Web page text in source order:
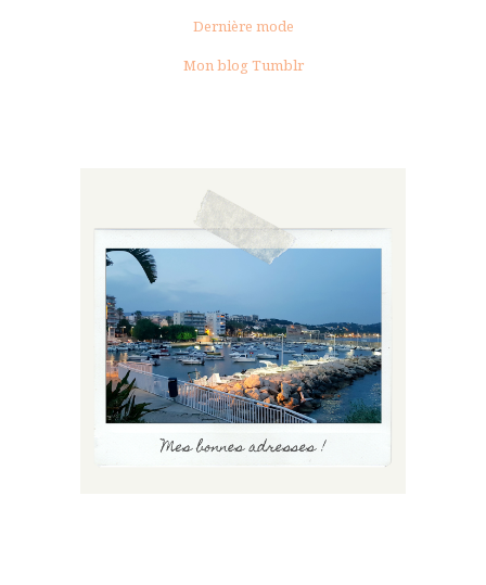
Dernière mode
Mon blog Tumblr